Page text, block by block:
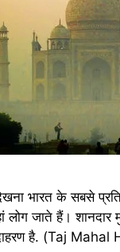
भारत के सबसे
लोग जाते हैं।
है. (Taj